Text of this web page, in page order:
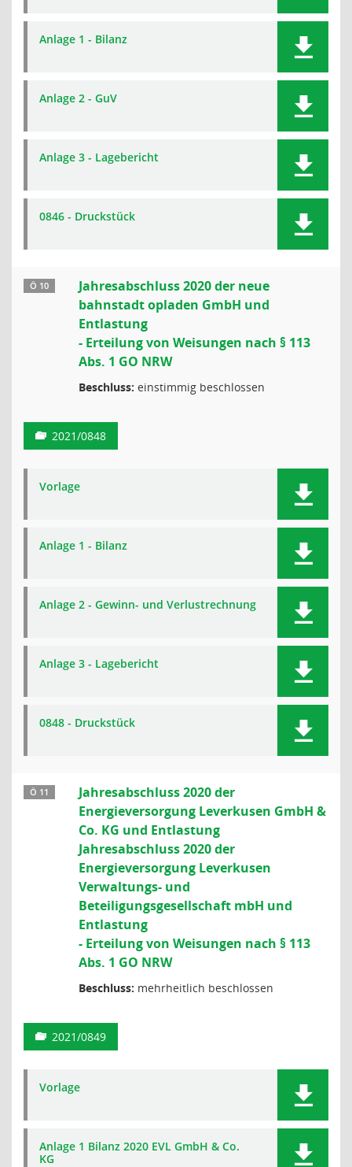
Anlage 1 - Bilanz
Anlage 2 - GuV
Anlage 3 - Lagebericht
0846 - Druckstück
Ö 10
Jahresabschluss 2020 der neue
bahnstadt opladen GmbH und
Entlastung
- Erteilung von Weisungen nach § 113
Abs. 1 GO NRW
Beschluss: einstimmig beschlossen
2021/0848
Vorlage
Anlage 1 - Bilanz
Anlage 2 - Gewinn- und Verlustrechnung
Anlage 3 - Lagebericht
0848 - Druckstück
Ö 11
Jahresabschluss 2020 der
Energieversorgung Leverkusen GmbH &
Co. KG und Entlastung
Jahresabschluss 2020 der
Energieversorgung Leverkusen
Verwaltungs- und
Beteiligungsgesellschaft mbH und
Entlastung
- Erteilung von Weisungen nach § 113
Abs. 1 GO NRW
Beschluss: mehrheitlich beschlossen
2021/0849
Vorlage
Anlage 1 Bilanz 2020 EVL GmbH & Co.
KG